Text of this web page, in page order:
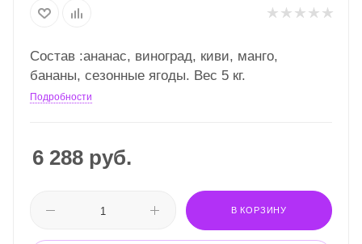
Состав :ананас, виноград, киви, манго,
бананы, сезонные ягоды. Вес 5 кг.
Подробности
6 288 руб.
В КОРЗИНУ